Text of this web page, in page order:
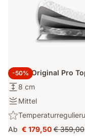
Stauraum
-50%
Emma Original Pro
Höhe:
8
cm
8 cm
Festigkeit:
Mittel
Mittel
Highlight:
Temperaturregulierung
mit
Ab
Preis
€ 179,50 € 359,00